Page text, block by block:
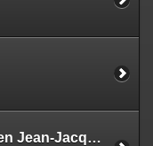
Aféierung vum Dechen Jean-Jacques Flammang | 19.11.23